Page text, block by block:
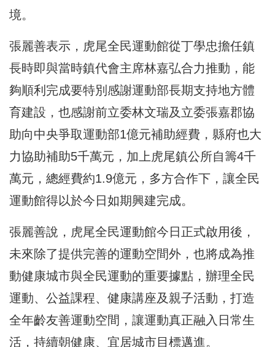
境。
張麗善表示，虎尾全民運動館從丁學忠擔任鎮
長時即與當時鎮代會主席林嘉弘合力推動，能
夠順利完成要特別感謝運動部長期支持地方體
育建設，也感謝前立委林文瑞及立委張嘉郡協
助向中央爭取運動部1億元補助經費，縣府也大
力協助補助5千萬元，加上虎尾鎮公所自籌4千
萬元，總經費約1.9億元，多方合作下，讓全民
運動館得以於今日如期興建完成。
張麗善說，虎尾全民運動館今日正式啟用後，
未來除了提供完善的運動空間外，也將成為推
動健康城市與全民運動的重要據點，辦理全民
運動、公益課程、健康講座及親子活動，打造
全年齡友善運動空間，讓運動真正融入日常生
活，持續朝健康、宜居城市目標邁進。